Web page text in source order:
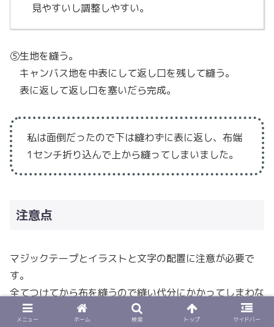
見やすいし調整しやすい。
⑤生地を縫う。
キャンバス地を中表にして返し口を残して縫う。
表に返して返し口を塞いだら完成。
私は面倒だったので下は縫わずに表に返し、布端
1センチ折り込んで上から縫ってしまいました。
注意点
マジックテープとイラストと文字の配置に注意が必要で
す。
全てつけてから布を縫うので縫い代分にかかってしまわな
いように気をつけてください。
メニュー ホーム 検索 トップ サイドバー